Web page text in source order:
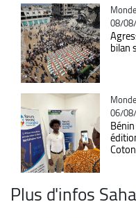
Monde
08/
bilan
Monde
06/
Plus d'infos